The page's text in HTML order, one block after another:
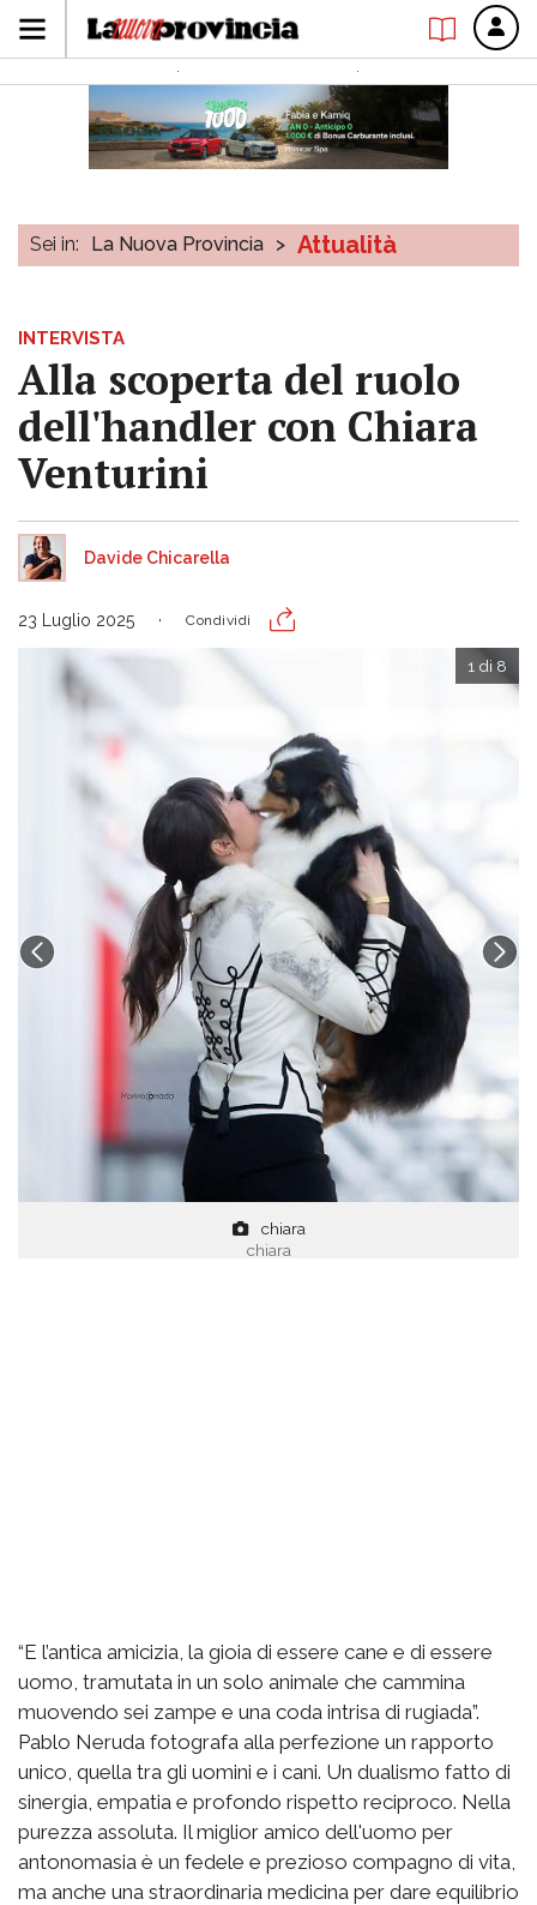
Sei in: La Nuova Provincia > Attualità
INTERVISTA
Alla scoperta del ruolo
dell'handler con Chiara
Venturini
Davide Chicarella
23 Luglio 2025 Condividi
chiara
chiara
1 di 8
“E l’antica amicizia, la gioia di essere cane e di essere
uomo, tramutata in un solo animale che cammina
muovendo sei zampe e una coda intrisa di rugiada”.
Pablo Neruda fotografa alla perfezione un rapporto
unico, quella tra gli uomini e i cani. Un dualismo fatto di
sinergia, empatia e profondo rispetto reciproco. Nella
purezza assoluta. Il miglior amico dell'uomo per
antonomasia è un fedele e prezioso compagno di vita,
ma anche una straordinaria medicina per dare equilibrio